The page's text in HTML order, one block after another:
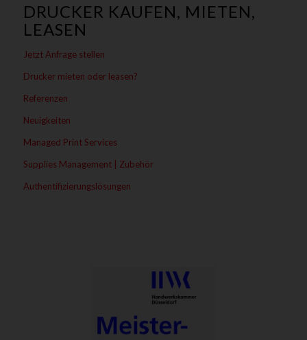
DRUCKER KAUFEN, MIETEN,
LEASEN
Jetzt Anfrage stellen
Drucker mieten oder leasen?
Referenzen
Neuigkeiten
Managed Print Services
Supplies Management | Zubehör
Authentifizierungslösungen